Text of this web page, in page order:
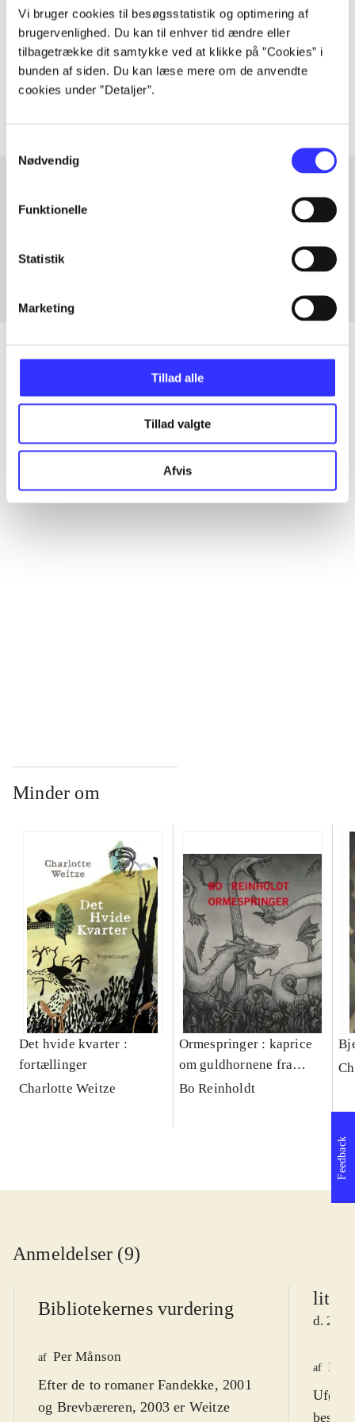
Vi bruger cookies til besøgsstatistik og optimering af
brugervenlighed. Du kan til enhver tid ændre eller
tilbagetrække dit samtykke ved at klikke på ”Cookies” i
bunden af siden. Du kan læse mere om de anvendte
cookies under ”Detaljer”.
Nødvendig
Funktionelle
Statistik
Marketing
Tillad alle
Tillad valgte
Afvis
lorem ipsum dolor sit amet ...
Tidsskrift
Artiklerne i handler ofte om
Artikler med samme emner
Artikler
Alle registrerede artikler fordelt på udgivelser
Minder om
Det hvide kvarter :
fortællinger
Charlotte Weitze
Ormespringer : kaprice
om guldhornene fra
Gallehus
Bo Reinholdt
Anmeldelser (9)
Bibliotekernes vurdering
af Per Månson
Efter de to romaner Fandekke, 2001
og Brevbæreren, 2003 er Weitze
d. 21.
af
Feedback